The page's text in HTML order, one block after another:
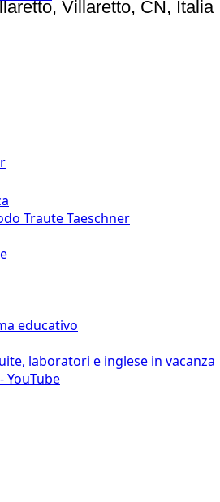
Traute Taeschner
educativo
laboratori e inglese in vacanza
YouTube
Villaretto, CN, Italia